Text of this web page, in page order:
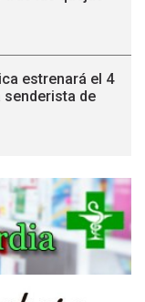
estrenará el 4
senderista de